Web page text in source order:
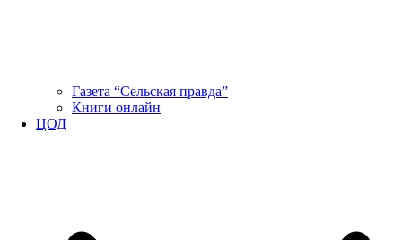
Газета “Сельская правда”
Книги онлайн
ЦОД